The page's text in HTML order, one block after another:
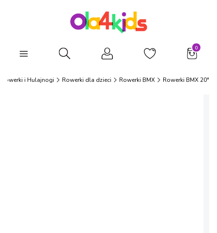
Otwórz wyszukiwarkę
Rowerki i Hulajnogi Rowerki dla dzieci Rowerki BMX Rowerki BMX 20"